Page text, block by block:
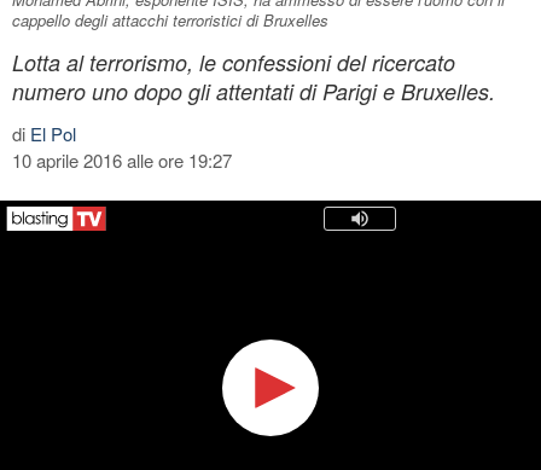
cappello degli attacchi terroristici di Bruxelles
Lotta al terrorismo, le confessioni del ricercato
numero uno dopo gli attentati di Parigi e Bruxelles.
di El Pol
10 aprile 2016 alle ore 19:27